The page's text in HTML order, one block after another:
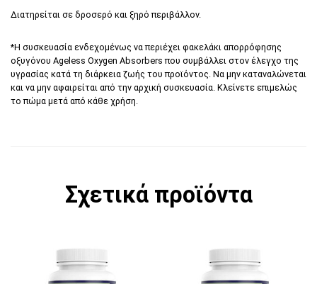
Διατηρείται σε δροσερό και ξηρό περιβάλλον.
*Η συσκευασία ενδεχομένως να περιέχει φακελάκι απορρόφησης
οξυγόνου Αgeless Oxygen Absorbers που συμβάλλει στον έλεγχο της
υγρασίας κατά τη διάρκεια ζωής του προϊόντος. Να μην καταναλώνεται
και να μην αφαιρείται από την αρχική συσκευασία. Κλείνετε επιμελώς
το πώμα μετά από κάθε χρήση.
Σχετικά προϊόντα